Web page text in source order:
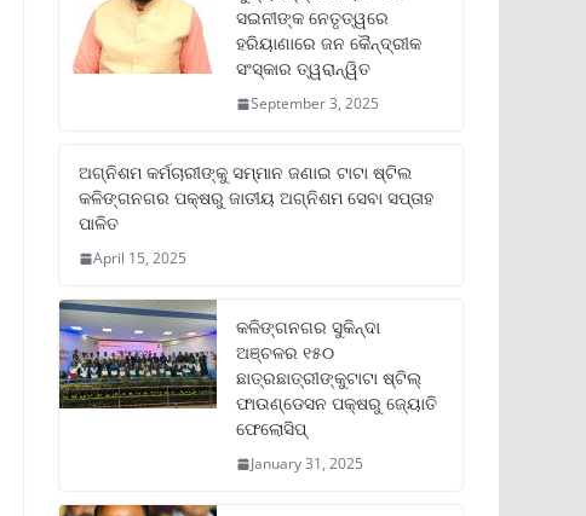
ସଇନୀଙ୍କ ନେତୃତ୍ୱରେ
ହରିୟାଣାରେ ଜନ କୈନ୍ଦ୍ରୀକ
ସଂସ୍କାର ତ୍ୱରାନ୍ୱିତ
September 3, 2025
ଅଗ୍ନିଶମ କର୍ମଚାରୀଙ୍କୁ ସମ୍ମାନ ଜଣାଇ ଟାଟା ଷ୍ଟିଲ
କଳିଙ୍ଗନଗର ପକ୍ଷରୁ ଜାତୀୟ ଅଗ୍ନିଶମ ସେବା ସପ୍ତାହ
ପାଳିତ
April 15, 2025
କଳିଙ୍ଗନଗର ସୁକିନ୍ଦା
ଅଞ୍ଚଳର ୧୫୦
ଛାତ୍ରଛାତ୍ରୀଙ୍କୁଟାଟା ଷ୍ଟିଲ୍
ଫାଉଣ୍ଡେସନ ପକ୍ଷରୁ ଜ୍ୟୋତି
ଫେଲୋସିପ୍‌
January 31, 2025